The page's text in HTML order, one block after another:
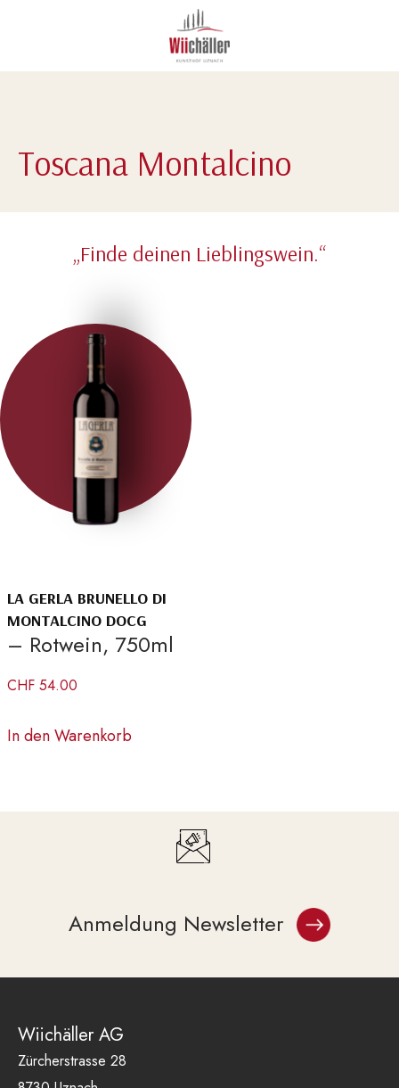
Toscana Montalcino
„Finde deinen Lieblingswein.“
LA GERLA BRUNELLO DI
MONTALCINO DOCG
– Rotwein, 750ml
CHF 54.00
In den Warenkorb
Anmeldung Newsletter
Wiichäller AG
Zürcherstrasse 28